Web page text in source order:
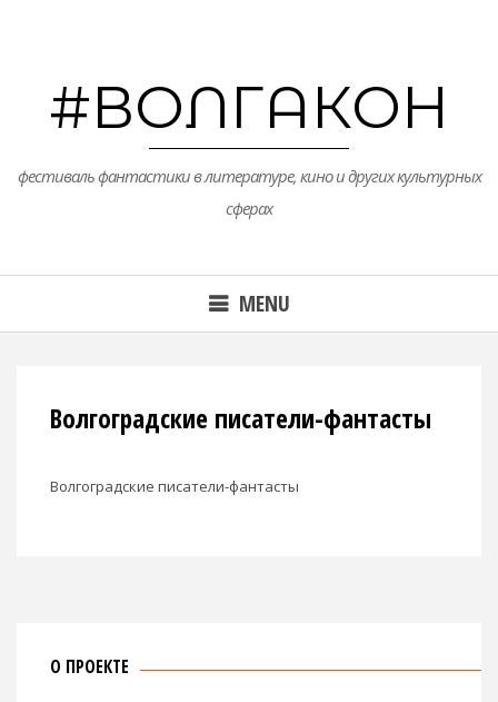
#ВОЛГАКОН
фестиваль фантастики в литературе, кино и других культурных
сферах
MENU
Волгоградские писатели-фантасты
Волгоградские писатели-фантасты
О ПРОЕКТЕ